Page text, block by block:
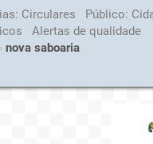
Circulares Público:
Alertas de qualidade
nova saboaria